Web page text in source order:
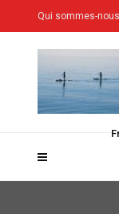
Qui sommes-